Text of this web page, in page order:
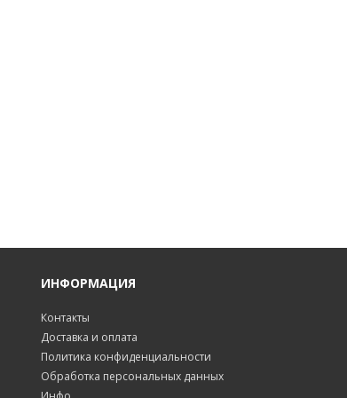
ИНФОРМАЦИЯ
Контакты
Доставка и оплата
Политика конфиденциальности
Обработка персональных данных